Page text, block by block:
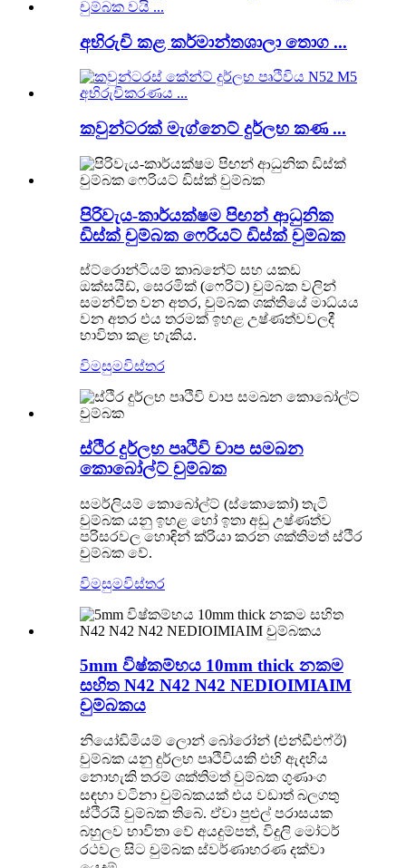
අභිරුචි කළ කර්මාන්තශාලා තොග ...
කවුන්ටරක් මැග්නෙට් දුර්ලභ කණ ...
පිරිවැය-කාර්යක්ෂම පිඟන් ආධුනික
ඩිස්ක් චුම්බක ෆෙරියට් ඩිස්ක් චුම්බක
ස්ට්රොන්ටියම් කාබනේට් සහ යකඩ
ඔක්සයිඩ්, සෙරමික් (ෆෙරිට්) චුම්බක වලින්
සමන්විත වන අතර, චුම්බක ශක්තියේ මාධ්යය
වන අතර එය තරමක් ඉහළ උෂ්ණත්වවලදී
භාවිතා කළ හැකිය.
විමසුමවිස්තර
ස්ථිර දුර්ලභ පෘථිවි චාප සමඛන
කොබෝල්ට් චුම්බක
සමර්ලියම් කොබෝල්ට් (ස්කොකෝ) තැටි
චුම්බක යනු ඉහළ හෝ ඉතා අඩු උෂ්ණත්ව
පරිසරවල හොඳින් ක්රියා කරන ශක්තිමත් ස්ථිර
චුම්බක වේ.
විමසුමවිස්තර
5mm විෂ්කම්භය 10mm thick නකම
සහිත N42 N42 N42 NEDIOIMIAIM
චුම්බකය
නියෝඩිමියම් ලොන් බෝරෝන් (එන්ඩීඑෆ්ඊ)
චුම්බක යනු දුර්ලභ පෘථිවියකි එහි ඇදහිය
නොහැකි තරම් ශක්තිමත් චුම්බක ගුණාංග
සඳහා වටිනා චුම්බකයක් එය වඩාත් බලගතු
ස්ථිරයි චුම්බක තිබේ. ඒවා පුළුල් පරාසයක
බහුලව භාවිතා වේ අයදුම්පත්, විදුලි මෝටර්
රථවල සිට චුම්බක ස්වර්ණාභරණ දක්වා